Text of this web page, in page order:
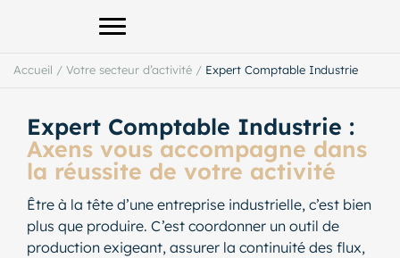
Afficher le menu principal
Accueil / Votre secteur d’activité / Expert Comptable Industrie
Expert Comptable Industrie :
Axens vous accompagne dans
la réussite de votre activité
Être à la tête d’une entreprise industrielle, c’est bien
plus que produire. C’est coordonner un outil de
production exigeant, assurer la continuité des flux,